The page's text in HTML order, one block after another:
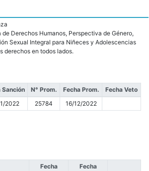
de Derechos Humanos, Perspectiva de Género,
Sexual Integral para Niñeces y Adolescencias
derechos en todos lados.
Sanción N° Prom. Fecha Prom.
Fecha Veto
2022 25784 16/12/2022
Fecha
Fecha